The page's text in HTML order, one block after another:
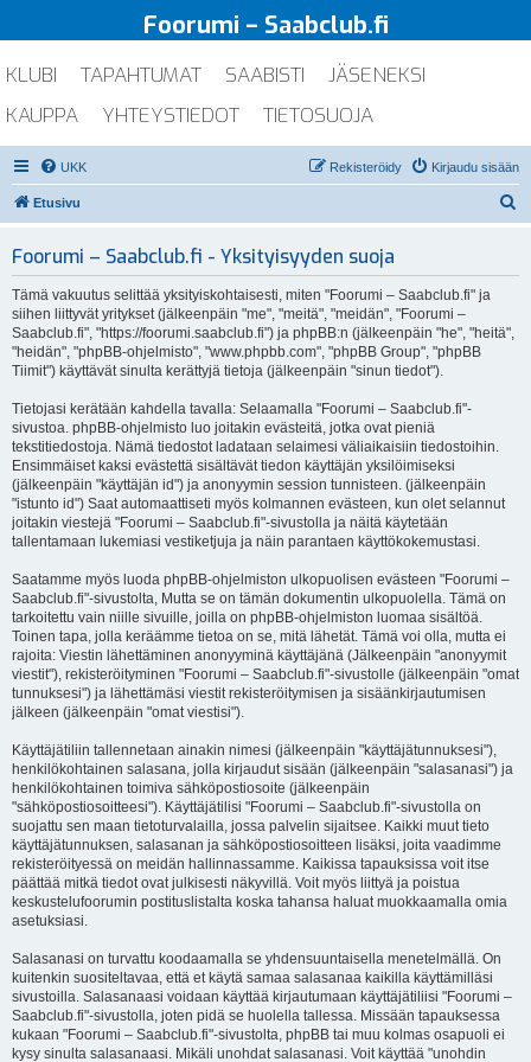
Foorumi – Saabclub.fi
KLUBI TAPAHTUMAT SAABISTI
JÄSENEKSI
KAUPPA
YHTEYSTIEDOT TIETOSUOJA
UKK Kirjaudu sisään
Rekisteröidy
Etusivu
Foorumi – Saabclub.fi - Yksityisyyden suoja
Tämä vakuutus selittää yksityiskohtaisesti, miten "Foorumi – Saabclub.fi" ja
siihen liittyvät yritykset (jälkeenpäin "me", "meitä", "meidän", "Foorumi –
Saabclub.fi", "https://foorumi.saabclub.fi") ja phpBB:n (jälkeenpäin "he", "heitä",
"heidän", "phpBB-ohjelmisto", "www.phpbb.com", "phpBB Group", "phpBB
Tiimit") käyttävät sinulta kerättyjä tietoja (jälkeenpäin "sinun tiedot").
Tietojasi kerätään kahdella tavalla: Selaamalla "Foorumi – Saabclub.fi"-
sivustoa. phpBB-ohjelmisto luo joitakin evästeitä, jotka ovat pieniä
tekstitiedostoja. Nämä tiedostot ladataan selaimesi väliaikaisiin tiedostoihin.
Ensimmäiset kaksi evästettä sisältävät tiedon käyttäjän yksilöimiseksi
(jälkeenpäin "käyttäjän id") ja anonyymin session tunnisteen. (jälkeenpäin
"istunto id") Saat automaattiseti myös kolmannen evästeen, kun olet selannut
joitakin viestejä "Foorumi – Saabclub.fi"-sivustolla ja näitä käytetään
tallentamaan lukemiasi vestiketjuja ja näin parantaen käyttökokemustasi.
Saatamme myös luoda phpBB-ohjelmiston ulkopuolisen evästeen "Foorumi –
Saabclub.fi"-sivustolta, Mutta se on tämän dokumentin ulkopuolella. Tämä on
tarkoitettu vain niille sivuille, joilla on phpBB-ohjelmiston luomaa sisältöä.
Toinen tapa, jolla keräämme tietoa on se, mitä lähetät. Tämä voi olla, mutta ei
rajoita: Viestin lähettäminen anonyyminä käyttäjänä (Jälkeenpäin "anonyymit
viestit"), rekisteröityminen "Foorumi – Saabclub.fi"-sivustolle (jälkeenpäin "omat
tunnuksesi") ja lähettämäsi viestit rekisteröitymisen ja sisäänkirjautumisen
jälkeen (jälkeenpäin "omat viestisi").
Käyttäjätiliin tallennetaan ainakin nimesi (jälkeenpäin "käyttäjätunnuksesi"),
henkilökohtainen salasana, jolla kirjaudut sisään (jälkeenpäin "salasanasi") ja
henkilökohtainen toimiva sähköpostiosoite (jälkeenpäin
"sähköpostiosoitteesi"). Käyttäjätilisi "Foorumi – Saabclub.fi"-sivustolla on
suojattu sen maan tietoturvalailla, jossa palvelin sijaitsee. Kaikki muut tieto
käyttäjätunnuksen, salasanan ja sähköpostiosoitteen lisäksi, joita vaadimme
rekisteröityessä on meidän hallinnassamme. Kaikissa tapauksissa voit itse
päättää mitkä tiedot ovat julkisesti näkyvillä. Voit myös liittyä ja poistua
keskustelufoorumin postituslistalta koska tahansa haluat muokkaamalla omia
asetuksiasi.
Salasanasi on turvattu koodaamalla se yhdensuuntaisella menetelmällä. On
kuitenkin suositeltavaa, että et käytä samaa salasanaa kaikilla käyttämilläsi
sivustoilla. Salasanaasi voidaan käyttää kirjautumaan käyttäjätiliisi "Foorumi –
Saabclub.fi"-sivustolla, joten pidä se huolella tallessa. Missään tapauksessa
kukaan "Foorumi – Saabclub.fi"-sivustolta, phpBB tai muu kolmas osapuoli ei
kysy sinulta salasanaasi. Mikäli unohdat salasanasi. Voit käyttää "unohdin